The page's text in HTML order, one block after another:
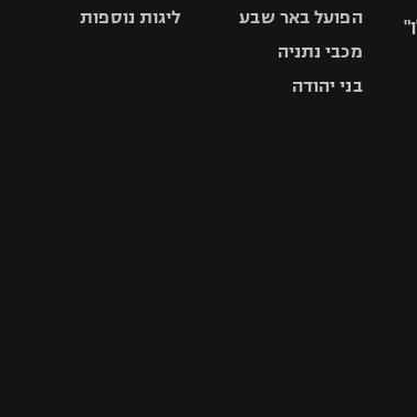
הפועל באר שבע
מכבי נתניה
בני יהודה
ליגות נוספות